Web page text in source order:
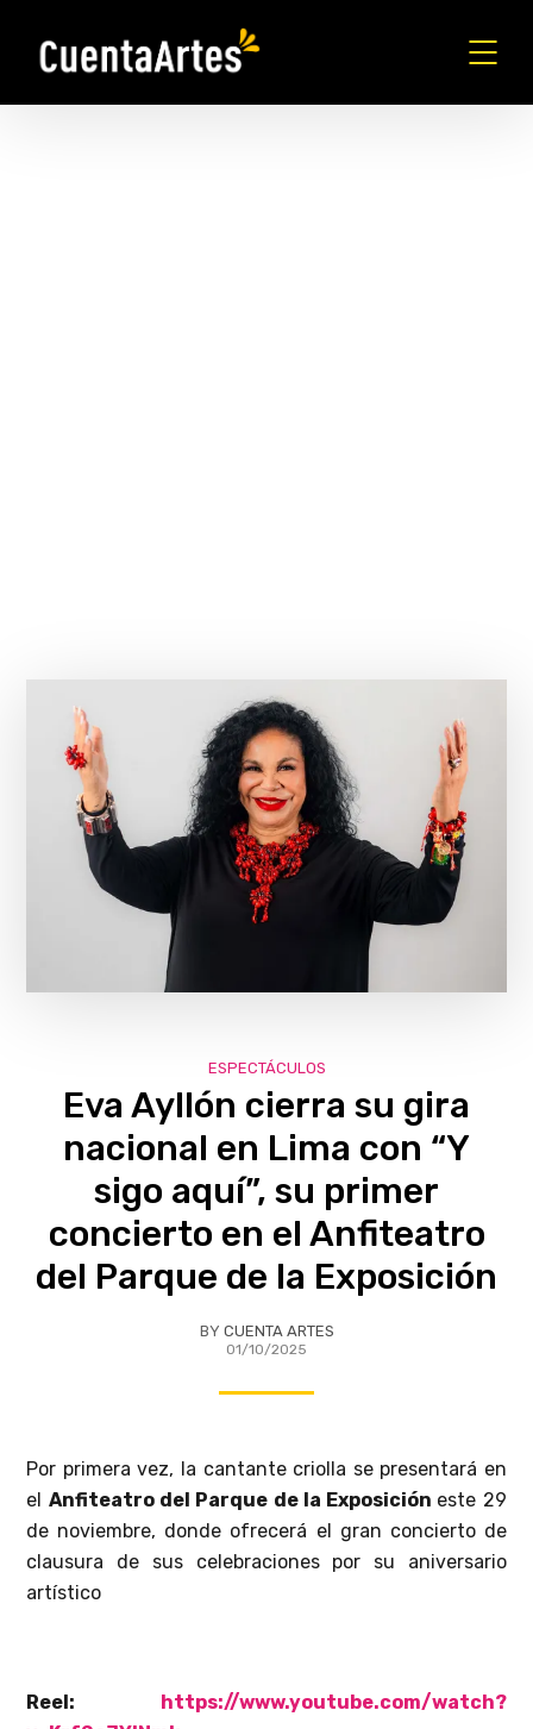
ESPECTÁCULOS
Eva Ayllón cierra su gira
nacional en Lima con “Y
sigo aquí”, su primer
concierto en el Anfiteatro
del Parque de la Exposición
BY CUENTA ARTES
01/10/2025
Por primera vez, la cantante criolla se presentará en
el Anfiteatro del Parque de la Exposición este 29
de noviembre, donde ofrecerá el gran concierto de
clausura de sus celebraciones por su aniversario
artístico
Reel: https://www.youtube.com/watch?